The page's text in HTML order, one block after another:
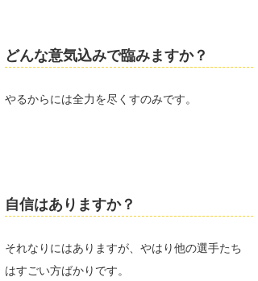
どんな意気込みで臨みますか？
やるからには全力を尽くすのみです。
自信はありますか？
それなりにはありますが、やはり他の選手たち
はすごい方ばかりです。